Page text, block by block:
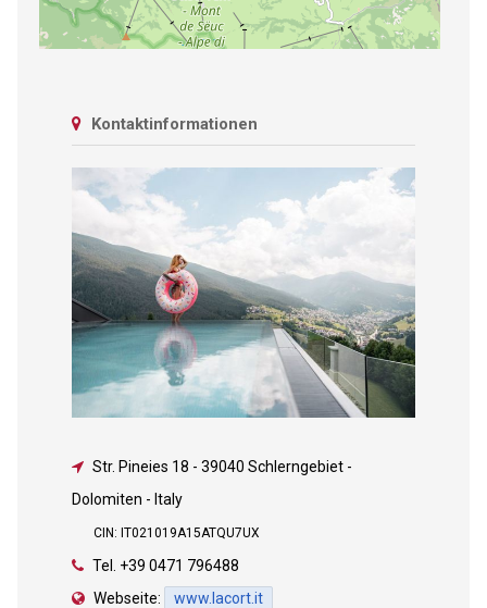
Kontaktinformationen
Str. Pineies 18 - 39040 Schlerngebiet -
Dolomiten - Italy
CIN: IT021019A15ATQU7UX
Tel. +39 0471 796488
Webseite:
www.lacort.it